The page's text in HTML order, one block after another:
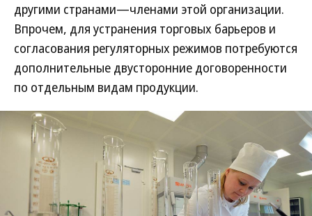
другими странами—членами этой организации.
Впрочем, для устранения торговых барьеров и
согласования регуляторных режимов потребуются
дополнительные двусторонние договоренности
по отдельным видам продукции.